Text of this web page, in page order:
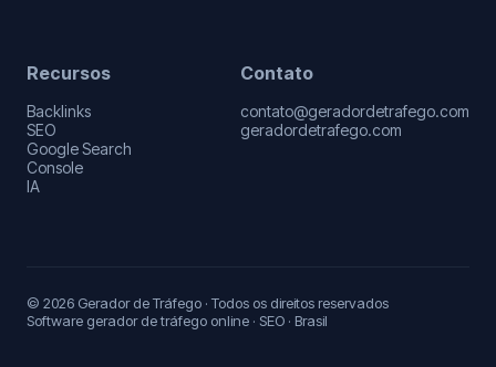
Recursos
Backlinks
SEO
Google Search
Console
IA
Contato
contato@geradordetrafego.com
geradordetrafego.com
© 2026 Gerador de Tráfego · Todos os direitos reservados
Software gerador de tráfego online · SEO · Brasil